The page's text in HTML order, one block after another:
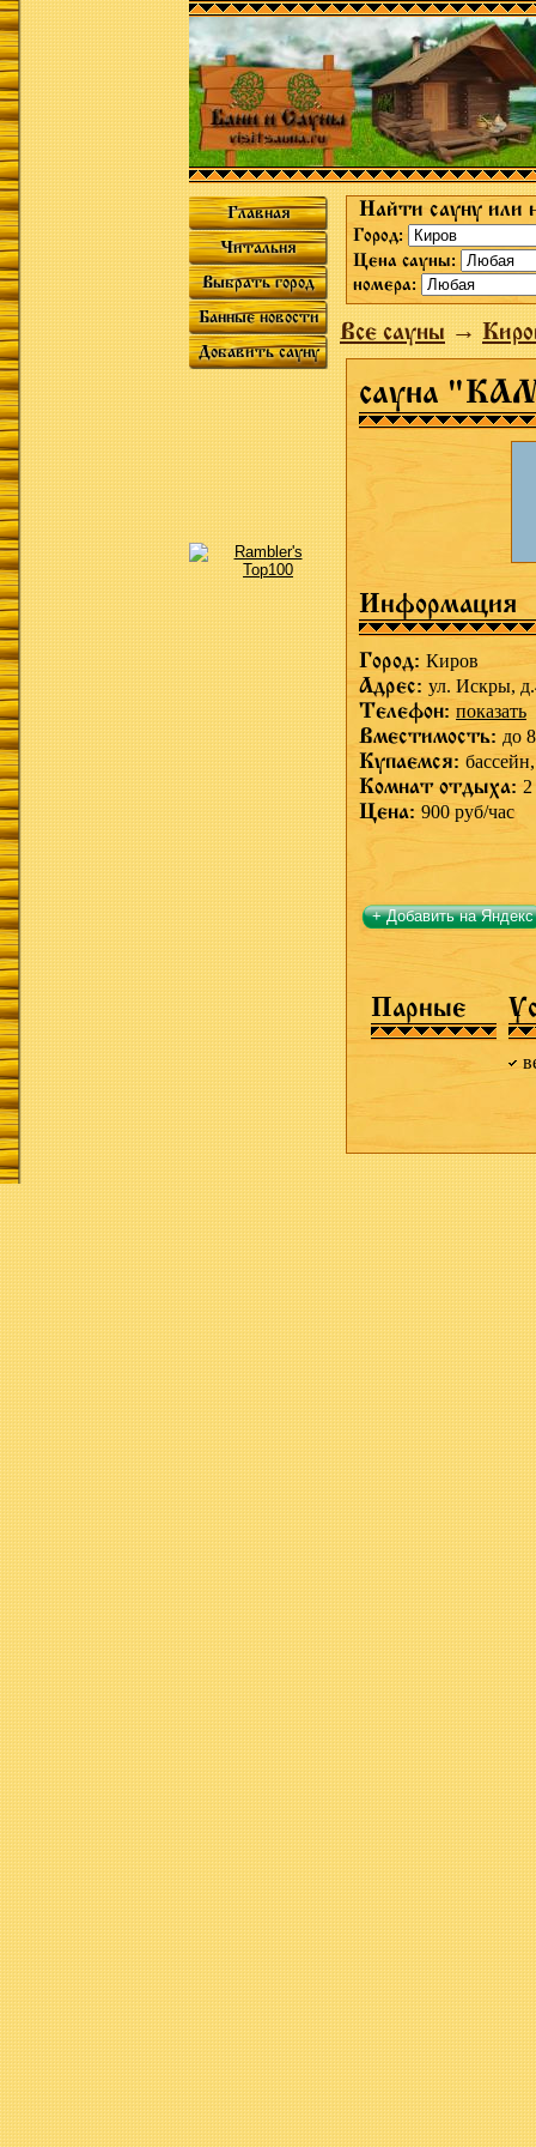
Главная
Читальня
Выбрать город
Банные новости
Добавить сауну
Найти сауну или
Город:
Цена сауны:
номера:
Все сауны→
сауна
Информация
Город: Киров
Адрес: ул. Искры,
Телефон: показать
Вместимость: до
Купаемся:
Комнат отдыха: 2
Цена: 900 руб/час
+ Добавить на Яндекс
Парные